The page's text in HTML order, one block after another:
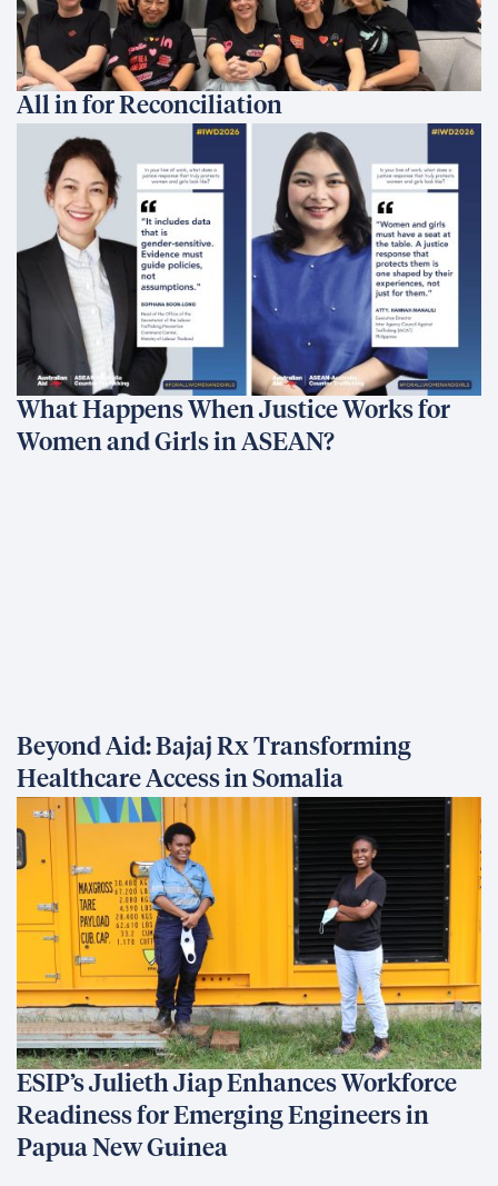
All in for Reconciliation
What Happens When Justice Works for
Women and Girls in ASEAN?
Beyond Aid: Bajaj Rx Transforming
Healthcare Access in Somalia
ESIP’s Julieth Jiap Enhances Workforce
Readiness for Emerging Engineers in
Papua New Guinea